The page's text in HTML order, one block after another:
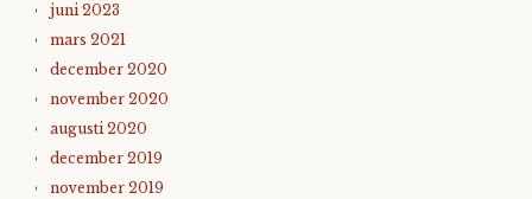
juni 2023
mars 2021
december 2020
november 2020
augusti 2020
december 2019
november 2019